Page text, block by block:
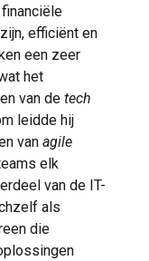
efficiënt en
een zeer
het
van de tech
leidde hij
van agile
elk
van de IT-
als
die